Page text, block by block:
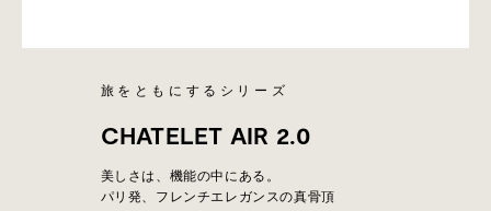
旅をともにするシリーズ
CHATELET AIR 2.0
美しさは、機能の中にある。
パリ発、フレンチエレガンスの真骨頂